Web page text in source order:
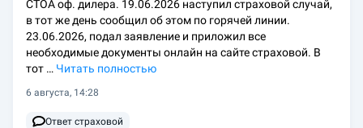
СТОА оф. дилера. 19.06.2026 наступил страховой случай,
в тот же день сообщил об этом по горячей линии.
23.06.2026, подал заявление и приложил все
необходимые документы онлайн на сайте страховой. В
тот … Читать полностью
6 августа, 14:28
Ответ страховой